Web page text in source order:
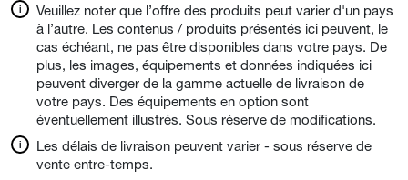
Veuillez noter que l’offre des produits peut varier d'un pays
à l’autre. Les contenus / produits présentés ici peuvent, le
cas échéant, ne pas être disponibles dans votre pays. De
plus, les images, équipements et données indiquées ici
peuvent diverger de la gamme actuelle de livraison de
votre pays. Des équipements en option sont
éventuellement illustrés. Sous réserve de modifications.
Les délais de livraison peuvent varier - sous réserve de
vente entre-temps.